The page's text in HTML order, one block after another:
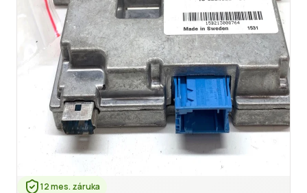
12 mes. záruka